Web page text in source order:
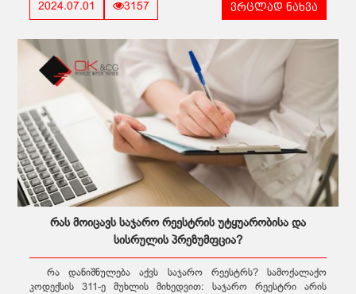
2024.07.01 3157 ვრცლად ნახვა
რას მოიცავს საჯარო რეესტრის უტყუარობისა და
სისრულის პრეზუმფცია?
რა დანიშნულება აქვს საჯარო რეესტრს? სამოქალაქო
კოდექსის 311-ე მუხლის მიხედვით: საჯარო რეესტრი არის